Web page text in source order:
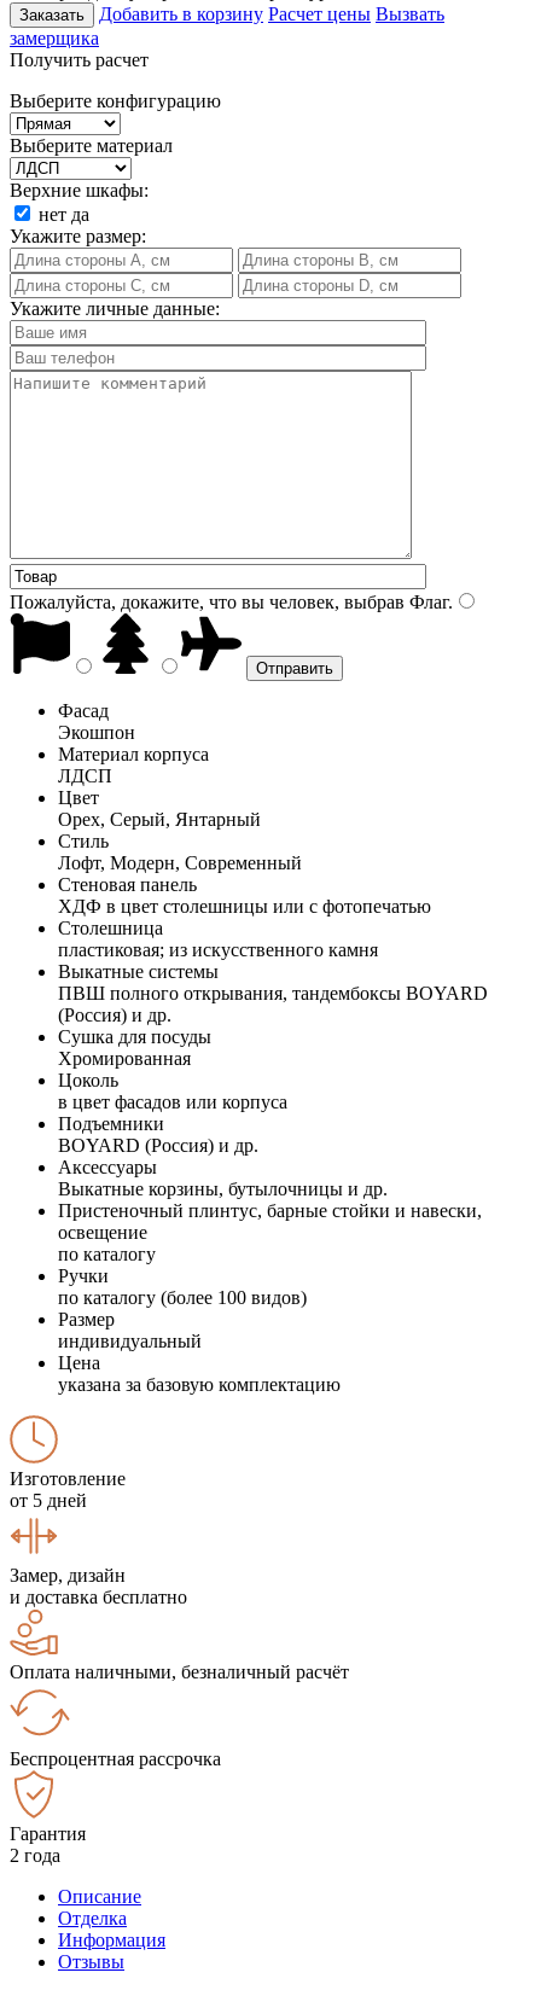
Заказать Добавить в корзину Расчет цены Вызвать
замерщика
Получить расчет
Выберите конфигурацию
Выберите материал
Верхние шкафы:
нет да
Укажите размер:
Укажите личные данные:
Пожалуйста, докажите, что вы человек, выбрав Флаг.
Фасад
Экошпон
Материал корпуса
ЛДСП
Цвет
Орех, Серый, Янтарный
Стиль
Лофт, Модерн, Современный
Стеновая панель
ХДФ в цвет столешницы или с фотопечатью
Столешница
пластиковая; из искусственного камня
Выкатные системы
ПВШ полного открывания, тандембоксы BOYARD
(Россия) и др.
Сушка для посуды
Хромированная
Цоколь
в цвет фасадов или корпуса
Подъемники
BOYARD (Россия) и др.
Аксессуары
Выкатные корзины, бутылочницы и др.
Пристеночный плинтус, барные стойки и навески,
освещение
по каталогу
Ручки
по каталогу (более 100 видов)
Размер
индивидуальный
Цена
указана за базовую комплектацию
Изготовление
от 5 дней
Замер, дизайн
и доставка бесплатно
Оплата наличными, безналичный расчёт
Беспроцентная рассрочка
Гарантия
2 года
Описание
Отделка
Информация
Отзывы